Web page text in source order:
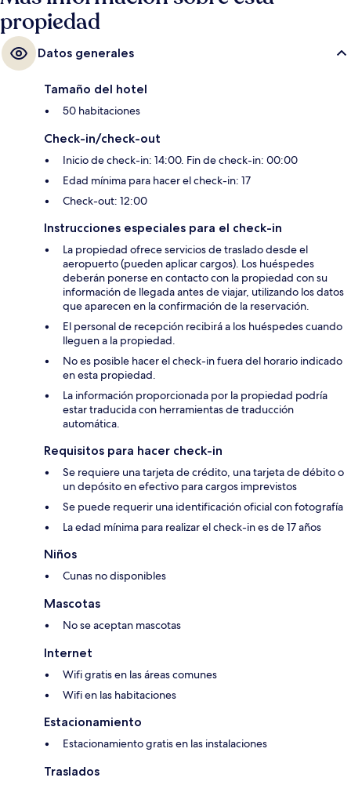
propiedad
Datos generales
Tamaño del hotel
50 habitaciones
Check-in/check-out
Inicio de check-in: 14:00. Fin de check-in: 00:00
Edad mínima para hacer el check-in: 17
Check-out: 12:00
Instrucciones especiales para el check-in
La propiedad ofrece servicios de traslado desde el
aeropuerto (pueden aplicar cargos). Los huéspedes
deberán ponerse en contacto con la propiedad con su
información de llegada antes de viajar, utilizando los datos
que aparecen en la confirmación de la reservación.
El personal de recepción recibirá a los huéspedes cuando
lleguen a la propiedad.
No es posible hacer el check-in fuera del horario indicado
en esta propiedad.
La información proporcionada por la propiedad podría
estar traducida con herramientas de traducción
automática.
Requisitos para hacer check-in
Se requiere una tarjeta de crédito, una tarjeta de débito o
un depósito en efectivo para cargos imprevistos
Se puede requerir una identificación oficial con fotografía
La edad mínima para realizar el check-in es de 17 años
Niños
Cunas no disponibles
Mascotas
No se aceptan mascotas
Internet
Wifi gratis en las áreas comunes
Wifi en las habitaciones
Estacionamiento
Estacionamiento gratis en las instalaciones
Traslados